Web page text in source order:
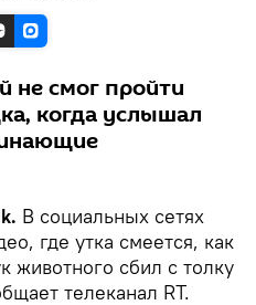
не смог пройти
когда услышал
В социальных сетях
где утка смеется, как
животного сбил с толку
телеканал RT.